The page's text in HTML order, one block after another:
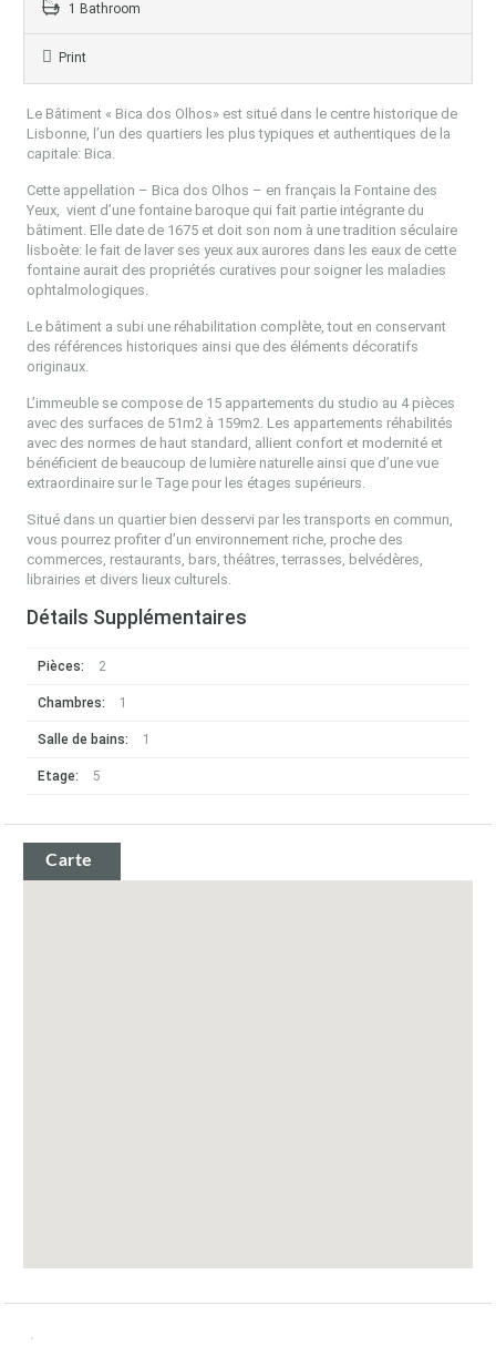
1 Bathroom
Print
Le Bâtiment « Bica dos Olhos» est situé dans le centre historique de
Lisbonne, l’un des quartiers les plus typiques et authentiques de la
capitale: Bica.
Cette appellation – Bica dos Olhos – en français la Fontaine des
Yeux, vient d’une fontaine baroque qui fait partie intégrante du
bâtiment. Elle date de 1675 et doit son nom à une tradition séculaire
lisboète: le fait de laver ses yeux aux aurores dans les eaux de cette
fontaine aurait des propriétés curatives pour soigner les maladies
ophtalmologiques.
Le bâtiment a subi une réhabilitation complète, tout en conservant
des références historiques ainsi que des éléments décoratifs
originaux.
L’immeuble se compose de 15 appartements du studio au 4 pièces
avec des surfaces de 51m2 à 159m2. Les appartements réhabilités
avec des normes de haut standard, allient confort et modernité et
bénéficient de beaucoup de lumière naturelle ainsi que d’une vue
extraordinaire sur le Tage pour les étages supérieurs.
Situé dans un quartier bien desservi par les transports en commun,
vous pourrez profiter d’un environnement riche, proche des
commerces, restaurants, bars, théâtres, terrasses, belvédères,
librairies et divers lieux culturels.
Détails Supplémentaires
Pièces: 2
Chambres: 1
Salle de bains: 1
Etage: 5
Carte